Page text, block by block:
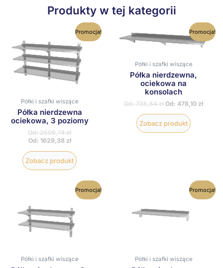
Produkty w tej kategorii
Promocja!
Półki i szafki wiszące
Półka nierdzewna
ociekowa, 3 poziomy
Od:2506,74zł
Od: 1629,38 zł
Zobacz produkt
Ten
produkt
ma
wiele
wariantów.
Opcje
można
stronie
produktu
Promocja!
Półki i szafki wiszące
Półka nierdzewna,
ociekowa na
konsolach
Od:735,54zł Od: 478,10 zł
Zobacz produkt
Ten
produkt
ma
można
stronie
Promocja!
Półki i szafki wiszące
Ten
produkt
stronie
Promocja!
Półki i szafki wiszące
Ten
produkt
stronie